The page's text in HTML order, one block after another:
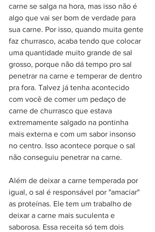
carne se salga na hora, mas isso não é
algo que vai ser bom de verdade para
sua carne. Por isso, quando muita gente
faz churrasco, acaba tendo que colocar
uma quantidade muito grande de sal
grosso, porque não dá tempo pro sal
penetrar na carne e temperar de dentro
pra fora. Talvez já tenha acontecido
com você de comer um pedaço de
carne de churrasco que estava
extremamente salgado na pontinha
mais externa e com um sabor insonso
no centro. Isso acontece porque o sal
não conseguiu penetrar na carne.
Além de deixar a carne temperada por
igual, o sal é responsável por "amaciar"
as proteínas. Ele tem um trabalho de
deixar a carne mais suculenta e
saborosa. Essa receita só tem dois